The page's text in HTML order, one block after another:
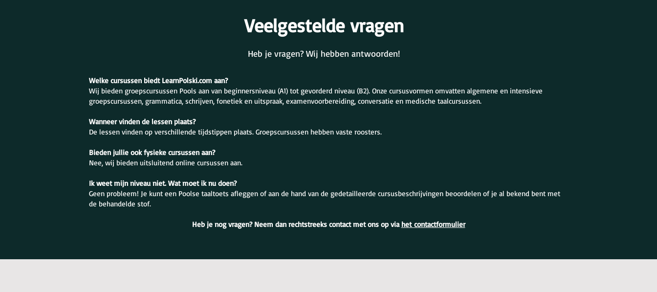
Veelgestelde vragen
Heb je vragen? Wij hebben antwoorden!
Welke cursussen biedt LearnPolski.com aan?
Wij bieden groepscursussen Pools aan van beginnersniveau (A1) tot gevorderd niveau (B2). Onze cursusvormen omvatten algemene en intensieve
groepscursussen, grammatica, schrijven, fonetiek en uitspraak, examenvoorbereiding, conversatie en medische taalcursussen.
Wanneer vinden de lessen plaats?
De lessen vinden op verschillende tijdstippen plaats. Groepscursussen hebben vaste roosters.
Bieden jullie ook fysieke cursussen aan?
Nee, wij bieden uitsluitend online cursussen aan.
Ik weet mijn niveau niet. Wat moet ik nu doen?
Geen probleem! Je kunt een Poolse taaltoets afleggen of aan de hand van de gedetailleerde cursusbeschrijvingen beoordelen of je al bekend bent met
de behandelde stof.
Heb je nog vragen? Neem dan rechtstreeks contact met ons op via het contactformulier